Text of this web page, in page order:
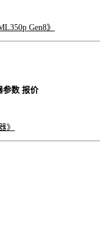
Gen8》
参数 报价
》